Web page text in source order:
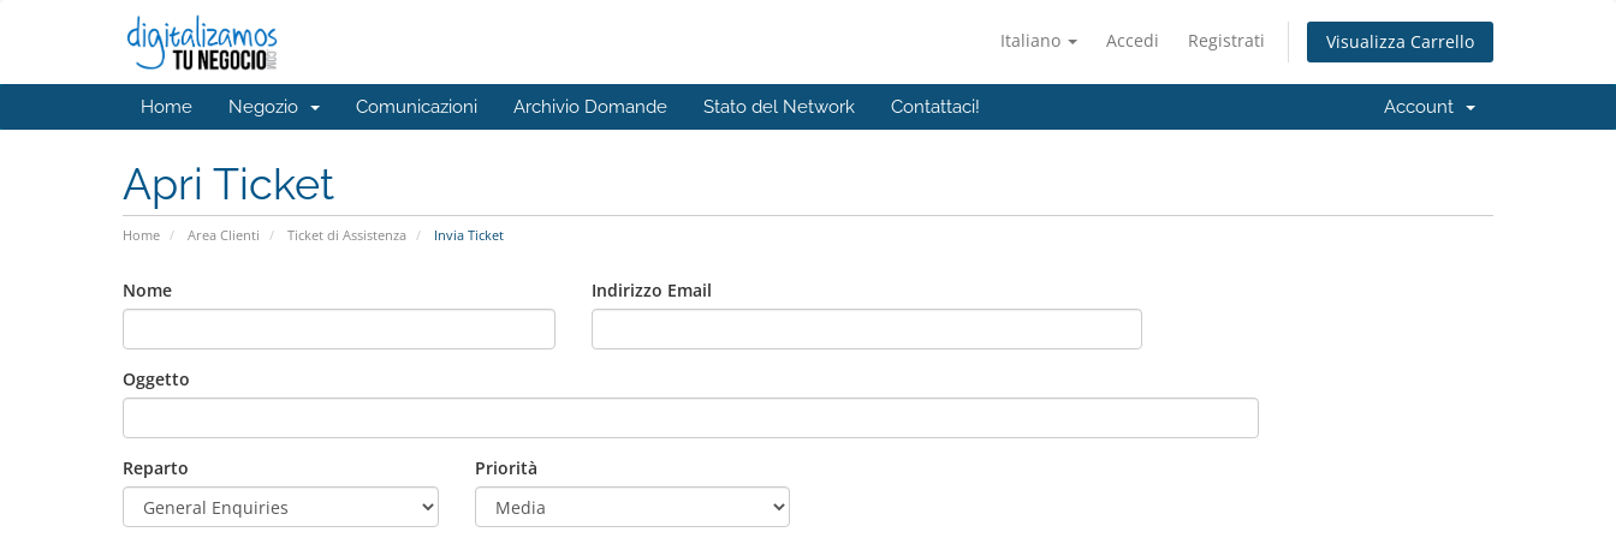
Italiano Accedi Registrati Visualizza Carrello
Home Negozio Comunicazioni Archivio Domande Stato del Network Contattaci! Account
Apri Ticket
Home Area Clienti Ticket di Assistenza Invia Ticket
Nome Indirizzo Email
Oggetto
Reparto Priorità